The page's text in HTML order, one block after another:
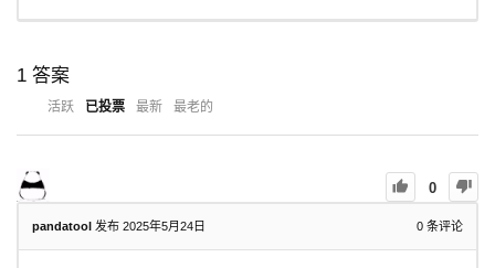
1 答案
活跃 已投票 最新 最老的
0
pandatool 发布 2025年5月24日 0 条评论